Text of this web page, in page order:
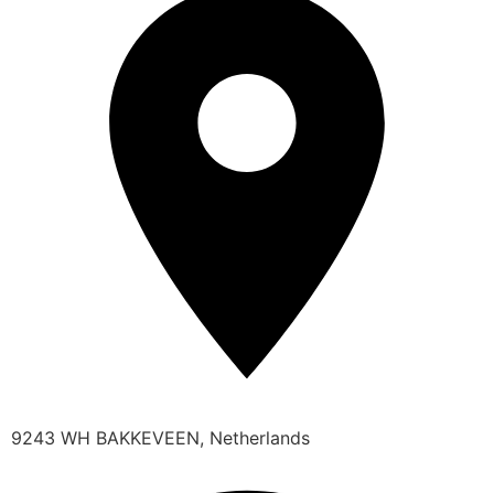
9243 WH BAKKEVEEN, Netherlands